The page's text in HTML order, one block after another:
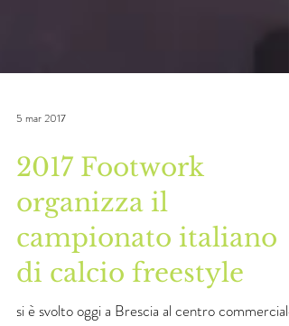
2017 Footwork
organizza il
campionato italiano
di calcio freestyle